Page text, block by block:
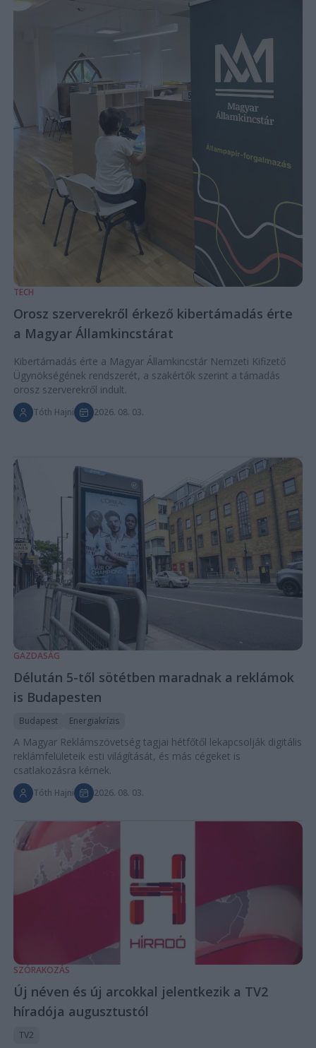
TECH
Orosz szerverekről érkező kibertámadás érte
a Magyar Államkincstárat
Kibertámadás érte a Magyar Államkincstár Nemzeti Kifizető
Ügynökségének rendszerét, a szakértők szerint a támadás
orosz szerverekről indult.
Tóth Hajni 2026. 08. 03.
GAZDASÁG
Délután 5-től sötétben maradnak a reklámok
is Budapesten
Budapest Energiakrízis
A Magyar Reklámszövetség tagjai hétfőtől lekapcsolják digitális
reklámfelületeik esti világítását, és más cégeket is
csatlakozásra kérnek.
Tóth Hajni 2026. 08. 03.
SZÓRAKOZÁS
Új néven és új arcokkal jelentkezik a TV2
híradója augusztustól
TV2